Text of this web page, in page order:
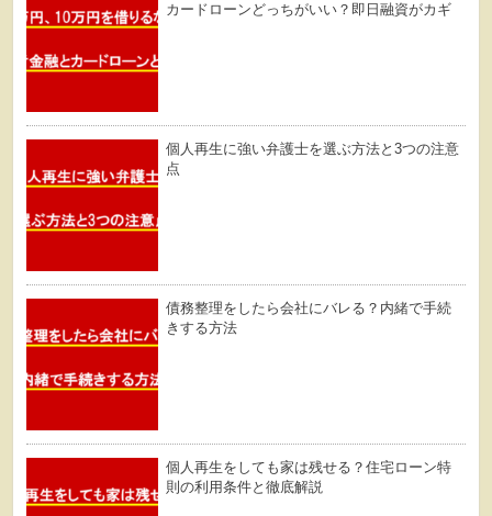
カードローンどっちがいい？即日融資がカギ
個人再生に強い弁護士を選ぶ方法と3つの注意
点
債務整理をしたら会社にバレる？内緒で手続
きする方法
個人再生をしても家は残せる？住宅ローン特
則の利用条件と徹底解説